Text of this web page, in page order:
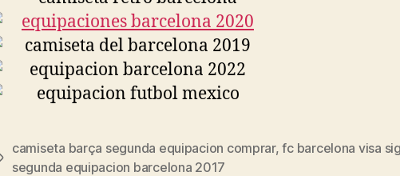
camiseta barça segunda equipacion comprar,fc barcelona visa
segunda equipacion barcelona 2017